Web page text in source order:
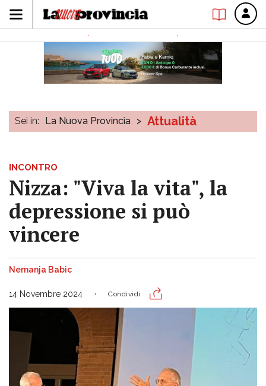
Sei in: La Nuova Provincia > Attualità
INCONTRO
Nizza: "Viva la vita", la
depressione si può
vincere
Nemanja Babic
14 Novembre 2024 Condividi